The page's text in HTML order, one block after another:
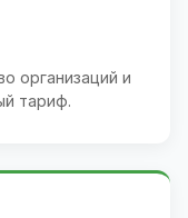
организаций и
тариф.